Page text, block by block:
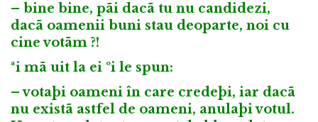
– bine bine, pãi dacã tu nu candidezi,
dacã oamenii buni stau deoparte, noi cu
cine votãm ?!
ªi mã uit la ei ºi le spun:
– votaþi oameni în care credeþi, iar dacã
nu existã astfel de oameni, anulaþi votul.